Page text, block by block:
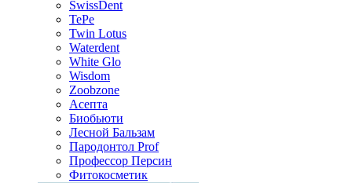
SwissDent
TePe
Twin Lotus
Waterdent
White Glo
Wisdom
Zoobzone
Асепта
Биобьюти
Лесной Бальзам
Пародонтол Prof
Профессор Персин
Фитокосметик